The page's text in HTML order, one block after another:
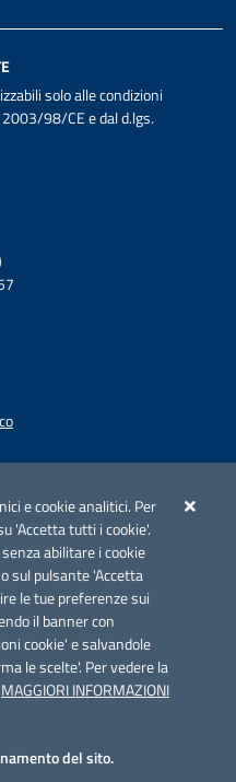
e cookie analitici. Per
'Accetta tutti i cookie'.
abilitare i cookie
sul pulsante 'Accetta
le tue preferenze sui
il banner con
cookie' e salvandole
le scelte'. Per vedere la
MAGGIORI INFORMAZIONI
del sito.
solo alle condizioni
98/CE e dal d.lgs.